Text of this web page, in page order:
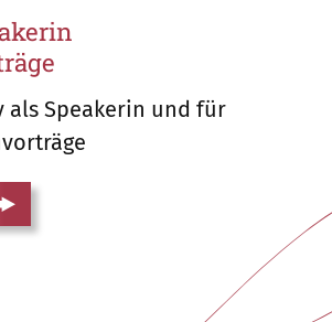
als Speakerin und für